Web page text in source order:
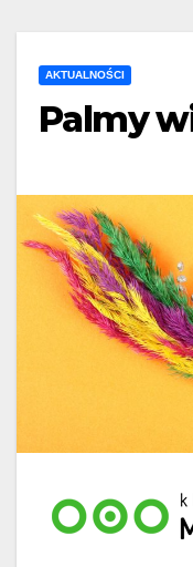
AKTUALNOŚCI
Palmy